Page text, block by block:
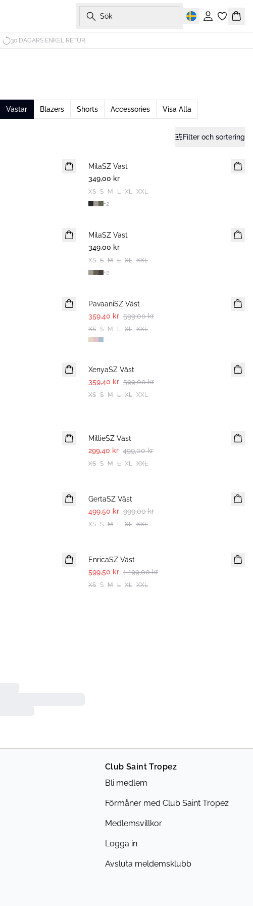
Sök
Logga inKorg
30 DAGARS ENKEL RETUR
Västar Blazers Shorts Accessories Visa Alla
Filter och sortering
2 FOR 600 SEK
MilaSZ Väst
349,00 kr
XS S M L XL XXL
+2
2 FOR 600 SEK
MilaSZ Väst
349,00 kr
XS S M L XL XXL
+2
PavaaniSZ Väst
359,40 kr 599,00 kr
XS S M L XL XXL
XenyaSZ Väst
359,40 kr 599,00 kr
XS S M L XL XXL
MillieSZ Väst
299,40 kr 499,00 kr
XS S M L XL XXL
GertaSZ Väst
499,50 kr 999,00 kr
XS S M L XL XXL
EnricaSZ Väst
599,50 kr 1 199,00 kr
XS S M L XL XXL
Club Saint Tropez
Bli medlem
Förmåner med Club Saint Tropez
Medlemsvillkor
Logga in
Avsluta meldemsklubb